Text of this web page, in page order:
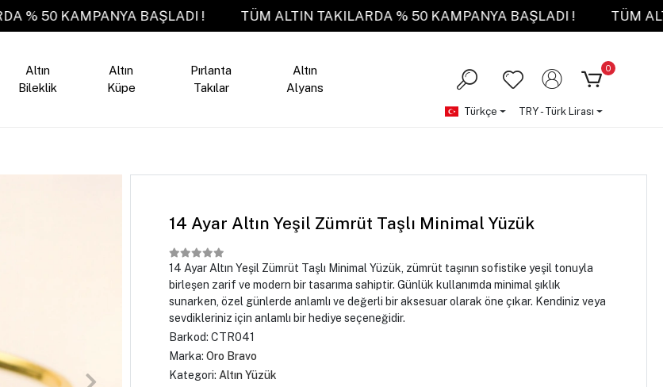
% 50 KAMPANYA BAŞLADI ! TÜM ALTIN TAKILARDA % 50 KAMPANYA BAŞLADI !
Altın
Bileklik
Altın
Küpe
Pırlanta
Takılar
Altın
Alyans
0
Türkçe TRY - Türk Lirası
14 Ayar Altın Yeşil Zümrüt Taşlı Minimal Yüzük
14 Ayar Altın Yeşil Zümrüt Taşlı Minimal Yüzük, zümrüt taşının sofistike yeşil tonuyla
birleşen zarif ve modern bir tasarıma sahiptir. Günlük kullanımda minimal şıklık
sunarken, özel günlerde anlamlı ve değerli bir aksesuar olarak öne çıkar. Kendiniz veya
sevdikleriniz için anlamlı bir hediye seçeneğidir.
Barkod: CTR041
Marka: Oro Bravo
Kategori: Altın Yüzük